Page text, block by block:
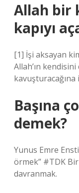
Allah bir
kapıyı
[1] İşi aksayan
Allah’ın
kavuşturacağına
Başına
demek?
Yunus Emre
örmek” #TDK
davranmak.